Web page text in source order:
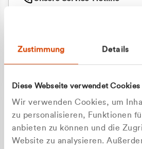
Zustimmung Details
Diese Webseite verwendet Cookies
Wir verwenden Cookies, um
zu personalisieren, Funktionen
anbieten zu können und die
Website zu analysieren.
+49 177 8376058